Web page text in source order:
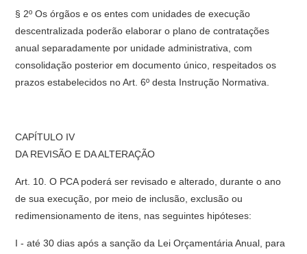
§ 2º Os órgãos e os entes com unidades de execução
descentralizada poderão elaborar o plano de contratações
anual separadamente por unidade administrativa, com
consolidação posterior em documento único, respeitados os
prazos estabelecidos no Art. 6º desta Instrução Normativa.
CAPÍTULO IV
DA REVISÃO E DA ALTERAÇÃO
Art. 10. O PCA poderá ser revisado e alterado, durante o ano
de sua execução, por meio de inclusão, exclusão ou
redimensionamento de itens, nas seguintes hipóteses:
I - até 30 dias após a sanção da Lei Orçamentária Anual, para